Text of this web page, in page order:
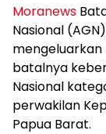
Moranews
Nasional
batalnya
Nasional
perwakilan
Papua Barat.